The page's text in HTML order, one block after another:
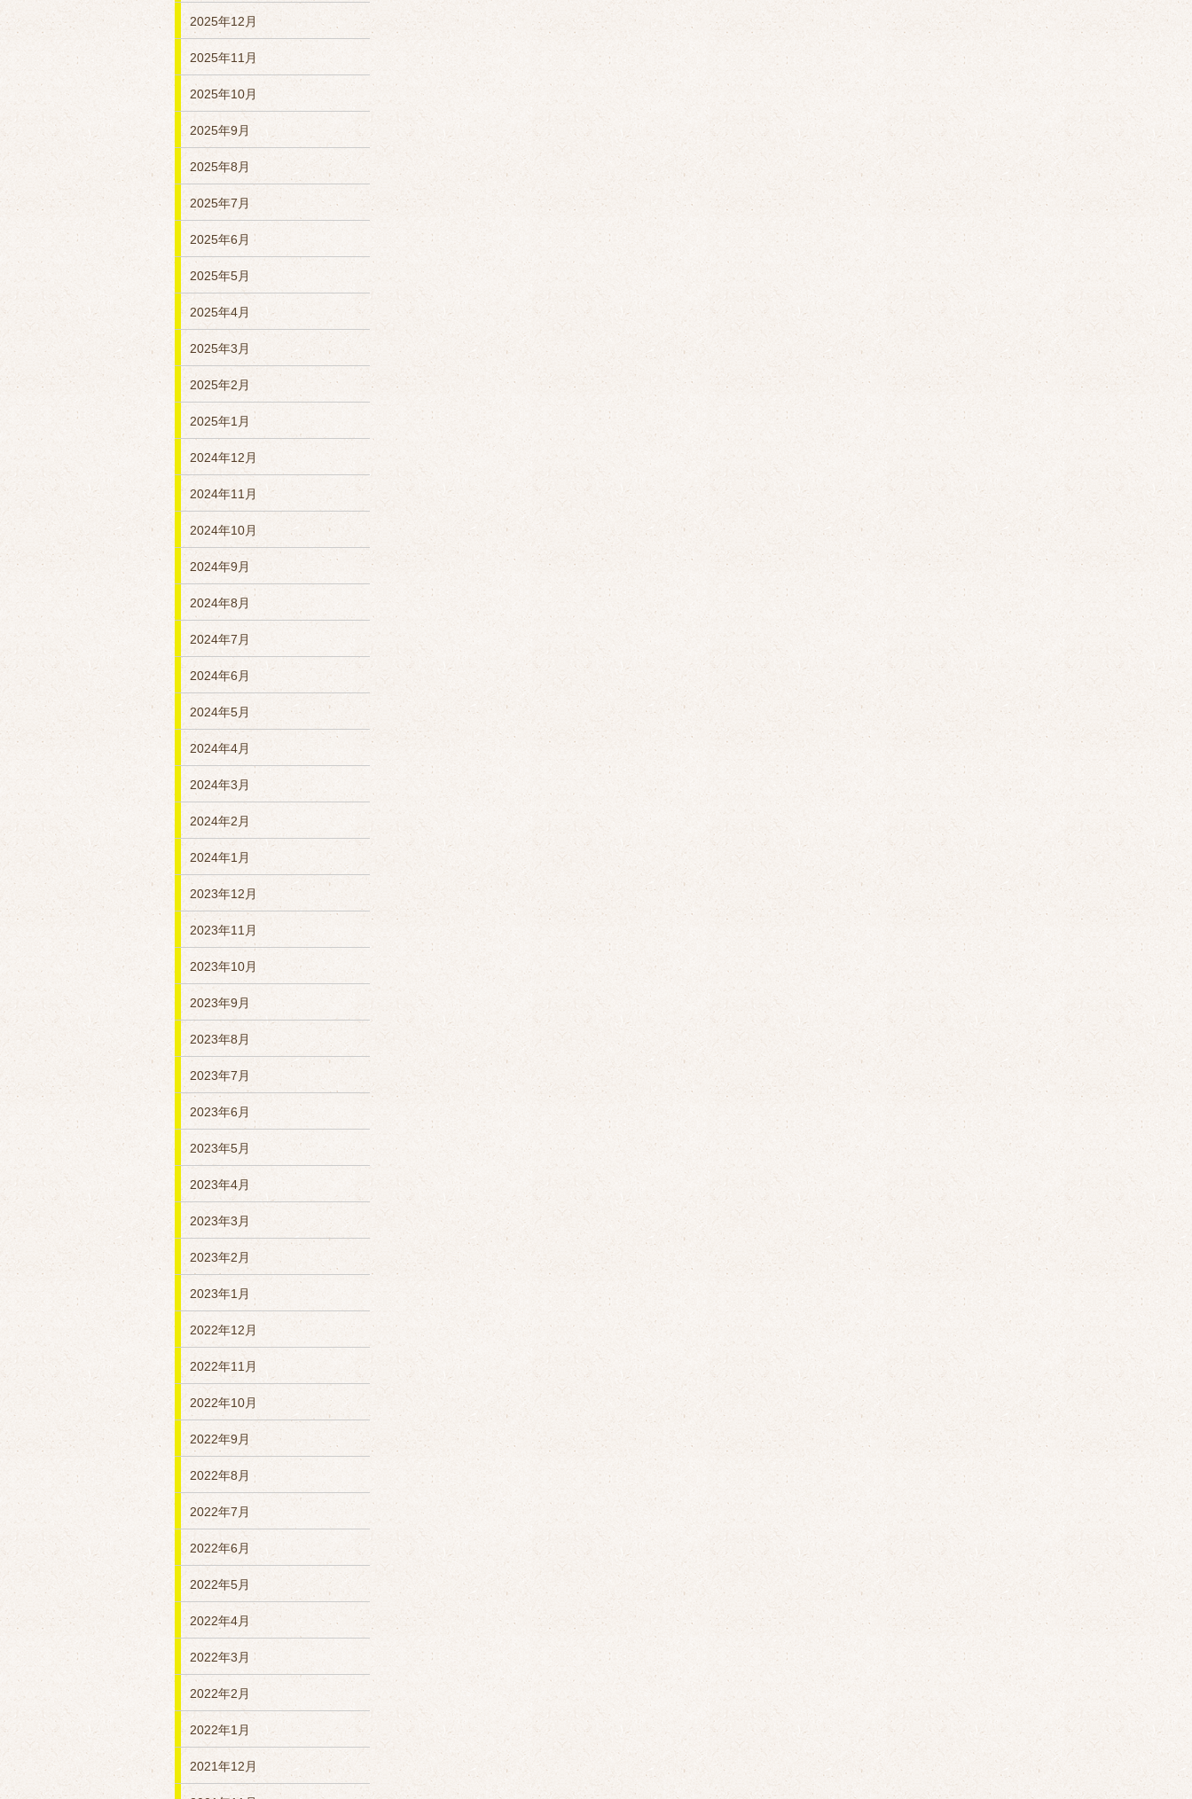
2025年12月
2025年11月
2025年10月
2025年9月
2025年8月
2025年7月
2025年6月
2025年5月
2025年4月
2025年3月
2025年2月
2025年1月
2024年12月
2024年11月
2024年10月
2024年9月
2024年8月
2024年7月
2024年6月
2024年5月
2024年4月
2024年3月
2024年2月
2024年1月
2023年12月
2023年11月
2023年10月
2023年9月
2023年8月
2023年7月
2023年6月
2023年5月
2023年4月
2023年3月
2023年2月
2023年1月
2022年12月
2022年11月
2022年10月
2022年9月
2022年8月
2022年7月
2022年6月
2022年5月
2022年4月
2022年3月
2022年2月
2022年1月
2021年12月